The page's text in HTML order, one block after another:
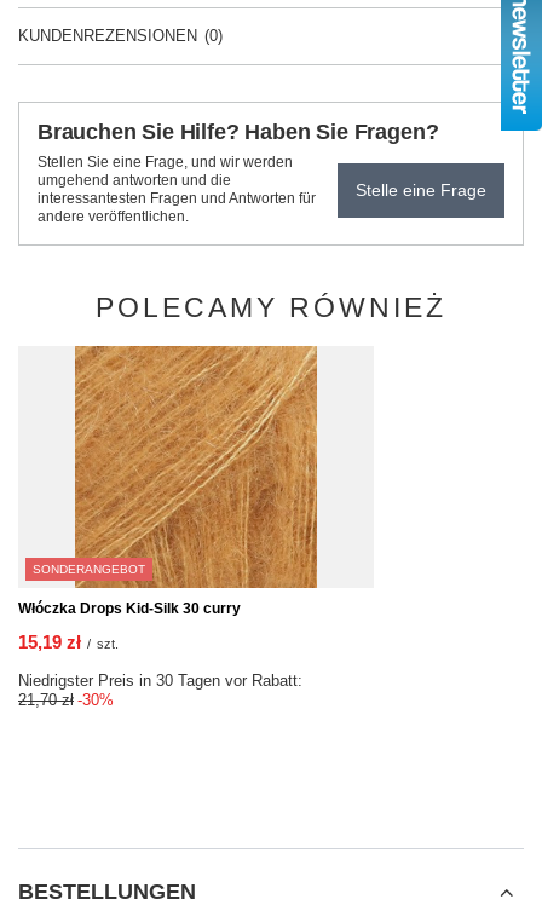
KUNDENREZENSIONEN (0)
Brauchen Sie Hilfe? Haben Sie Fragen?
Stellen Sie eine Frage, und wir werden
umgehend antworten und die
interessantesten Fragen und Antworten für
andere veröffentlichen.
Stelle eine Frage
POLECAMY RÓWNIEŻ
SONDERANGEBOT
Włóczka Drops Kid-Silk 30 curry
15,19 zł / szt.
Niedrigster Preis in 30 Tagen vor Rabatt:
21,70 zł -30%
BESTELLUNGEN